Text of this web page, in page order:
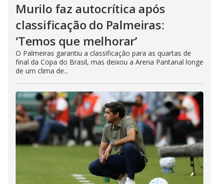
Murilo faz autocrítica após
classificação do Palmeiras:
‘Temos que melhorar’
O Palmeiras garantiu a classificação para as quartas de
final da Copa do Brasil, mas deixou a Arena Pantanal longe
de um clima de...